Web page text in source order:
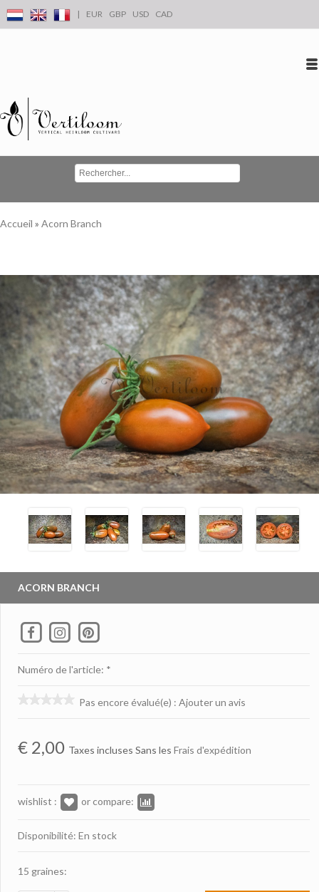
| EUR GBP USD CAD
Accueil » Acorn Branch
ACORN BRANCH
Numéro de l'article: *
Pas encore évalué(e) : Ajouter un avis
€ 2,00 Taxes incluses Sans les Frais d'expédition
wishlist : or compare:
Disponibilité: En stock
15 graines: